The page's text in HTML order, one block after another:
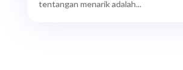
tentangan menarik adalah...